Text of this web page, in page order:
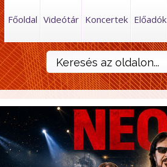
Főoldal Videótár Koncertek Előadók